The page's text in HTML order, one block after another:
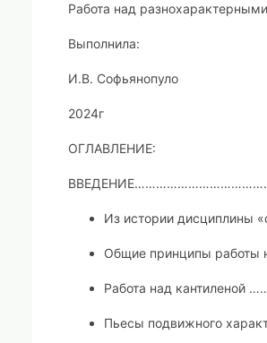
Работа над
Выполнила:
И.В. Софьянопуло
2024г
ОГЛАВЛЕНИЕ:
Из истории дисциплины
Общие принципы
Работа над
Пьесы подвижного